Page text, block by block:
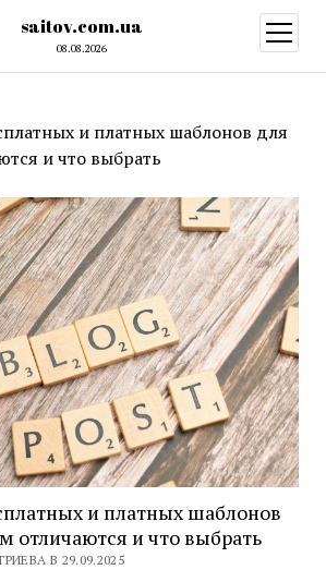
saitov.com.ua
08.08.2026
меню
и платных шаблонов для
и что выбрать
и платных шаблонов
отличаются и что выбрать
В 29.09.2025